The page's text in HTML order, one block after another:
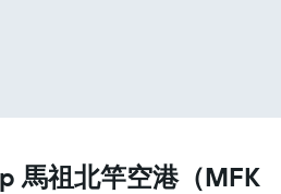
馬祖北竿空港​（MFK​